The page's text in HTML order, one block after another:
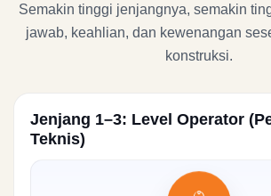
Semakin tinggi jenjangnya, semakin
jawab, keahlian, dan kewenangan
konstruksi.
Jenjang 1–3: Level Operator
Teknis)